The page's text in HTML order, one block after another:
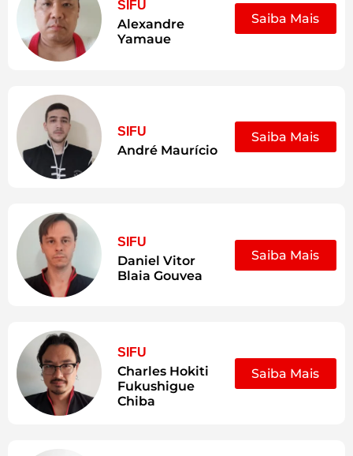
SIFU
Alexandre
Yamaue
Saiba Mais
SIFU
André Maurício
Saiba Mais
SIFU
Daniel Vitor
Blaia Gouvea
Saiba Mais
SIFU
Charles Hokiti
Fukushigue
Chiba
Saiba Mais